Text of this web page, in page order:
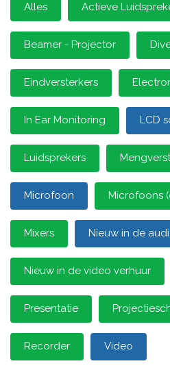
Alles Actieve
Beamer - Projector
Eindversterkers
In Ear Monitoring LCD
Luidsprekers
Microfoon Microfoons
Mixers Nieuw in de
Nieuw in de video verhuur
Presentatie
Recorder Video